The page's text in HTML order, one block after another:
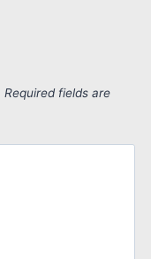
Required fields are